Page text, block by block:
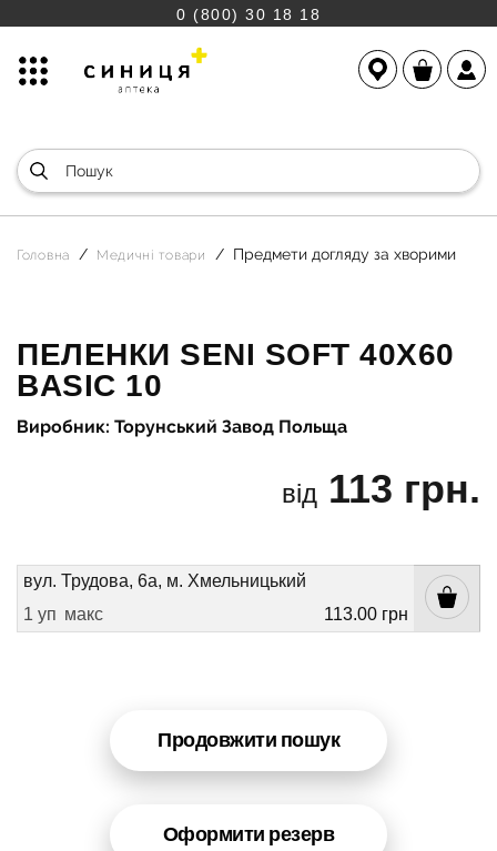
0 (800) 30 18 18
Головна Медичні товари Предмети догляду за хворими
ПЕЛЕНКИ SENI SOFT 40X60
BASIC 10
Виробник: Торунський Завод Польща
від 113 грн.
вул. Трудова, 6а, м. Хмельницький
1 уп макс 113.00 грн
Продовжити пошук
Оформити резерв